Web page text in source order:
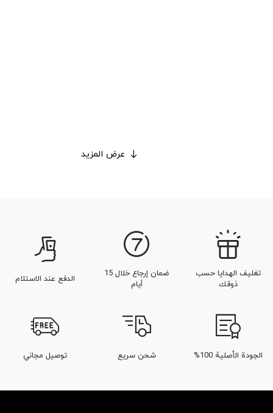
عرض المزيد
تغليف الهدايا حسب
ذوقك
ضمان إرجاع خلال 15
أيام
الدفع عند الاستلام
الجودة الأصلية 100% شحن سريع توصيل مجاني